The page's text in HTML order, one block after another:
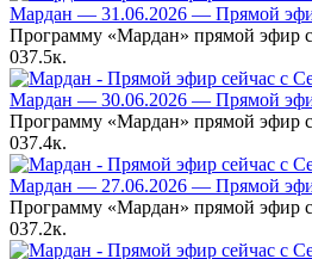
Мардан — 31.06.2026 — Прямой
Программу «Мардан» прямой эфир
037.5к.
Мардан — 30.06.2026 — Прямой
Программу «Мардан» прямой эфир
037.4к.
Мардан — 27.06.2026 — Прямой
Программу «Мардан» прямой эфир
037.2к.